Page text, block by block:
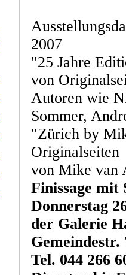
2007
"25 Jahre
von
Autoren wie
Sommer,
"Zürich by
Originalseiten
von Mike van
Finissage mit
Donnerstag
der Galerie
Tel. 044 266